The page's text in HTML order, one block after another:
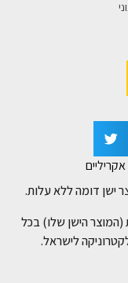
ישן דומה ללא עלות.
הישן שלו) בכל
לישראל.